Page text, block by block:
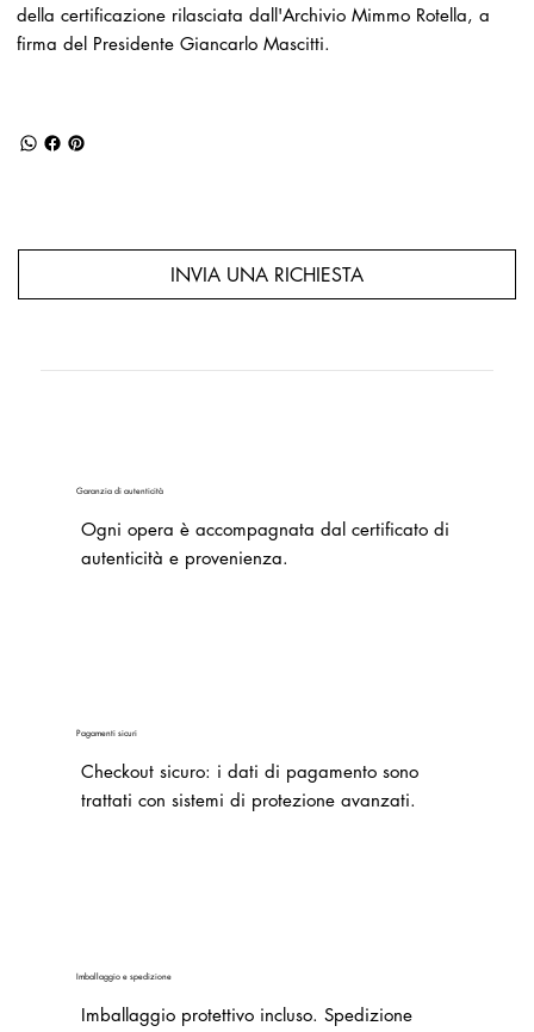
della certificazione rilasciata dall'Archivio Mimmo Rotella, a
firma del Presidente Giancarlo Mascitti.
INVIA UNA RICHIESTA
Garanzia di autenticità
Ogni opera è accompagnata dal certificato di
autenticità e provenienza.
Pagamenti sicuri
Checkout sicuro: i dati di pagamento sono
trattati con sistemi di protezione avanzati.
Imballaggio e spedizione
Imballaggio protettivo incluso. Spedizione